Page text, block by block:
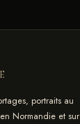
portraits au
Normandie et sur